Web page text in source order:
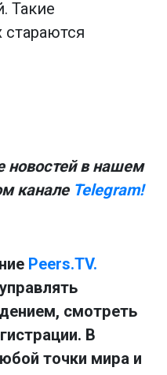
Такие
новостей в нашем
канале Telegram!
Peers.TV.
смотреть
В
точки мира и